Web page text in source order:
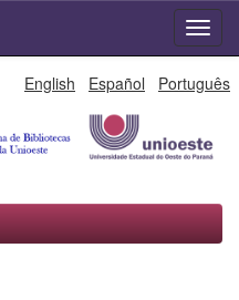
English Español Português